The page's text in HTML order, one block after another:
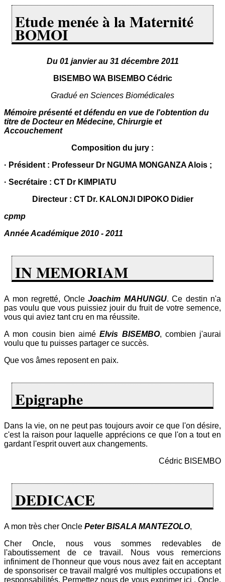
Etude menée à la Maternité
BOMOI
Du 01 janvier au 31 décembre 2011
BISEMBO WA BISEMBO Cédric
Gradué en Sciences Biomédicales
Mémoire présenté et défendu en vue de l'obtention du
titre de Docteur en Médecine, Chirurgie et
Accouchement
Composition du jury :
· Président : Professeur Dr NGUMA MONGANZA Alois ;
· Secrétaire : CT Dr KIMPIATU
Directeur : CT Dr. KALONJI DIPOKO Didier
cpmp
Année Académique 2010 - 2011
IN MEMORIAM
A mon regretté, Oncle Joachim MAHUNGU. Ce destin n'a
pas voulu que vous puissiez jouir du fruit de votre semence,
vous qui aviez tant cru en ma réussite.
A mon cousin bien aiméElvis BISEMBO, combien j'aurai
voulu que tu puisses partager ce succès.
Que vos âmes reposent en paix.
Epigraphe
Dans la vie, on ne peut pas toujours avoir ce que l'on désire,
c'est la raison pour laquelle apprécions ce que l'on a tout en
gardant l'esprit ouvert aux changements.
Cédric BISEMBO
DEDICACE
A mon très cher Oncle Peter BISALA MANTEZOLO,
Cher Oncle, nous vous sommes redevables de
l'aboutissement de ce travail. Nous vous remercions
infiniment de l'honneur que vous nous avez fait en acceptant
de sponsoriser ce travail malgré vos multiples occupations et
responsabilités. Permettez nous de vous exprimer ici , Oncle,